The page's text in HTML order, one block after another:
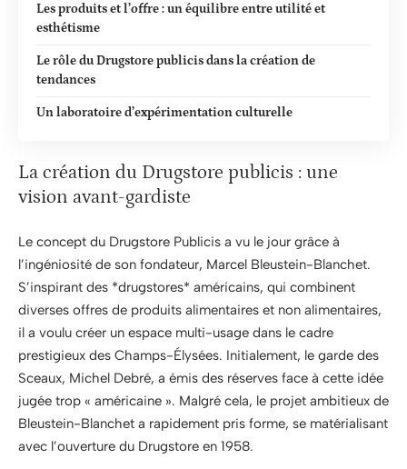
Les produits et l’offre : un équilibre entre utilité et
esthétisme
Le rôle du Drugstore publicis dans la création de
tendances
Un laboratoire d’expérimentation culturelle
La création du Drugstore publicis : une
vision avant-gardiste
Le concept du Drugstore Publicis a vu le jour grâce à
l’ingéniosité de son fondateur, Marcel Bleustein-Blanchet.
S’inspirant des *drugstores* américains, qui combinent
diverses offres de produits alimentaires et non alimentaires,
il a voulu créer un espace multi-usage dans le cadre
prestigieux des Champs-Élysées. Initialement, le garde des
Sceaux, Michel Debré, a émis des réserves face à cette idée
jugée trop « américaine ». Malgré cela, le projet ambitieux de
Bleustein-Blanchet a rapidement pris forme, se matérialisant
avec l’ouverture du Drugstore en 1958.